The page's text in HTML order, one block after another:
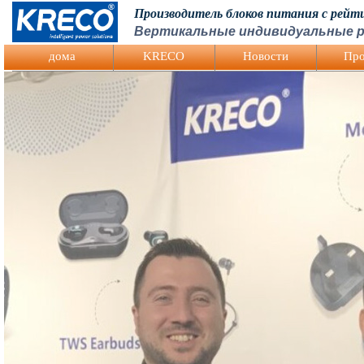
Logo Picture
Производитель блоков питания с
Вертикальные индивидуальные
дома KRECO Hовости